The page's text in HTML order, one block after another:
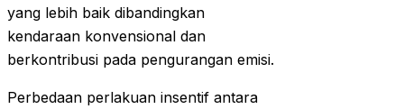
yang lebih baik dibandingkan
kendaraan konvensional dan
berkontribusi pada pengurangan emisi.
Perbedaan perlakuan insentif antara